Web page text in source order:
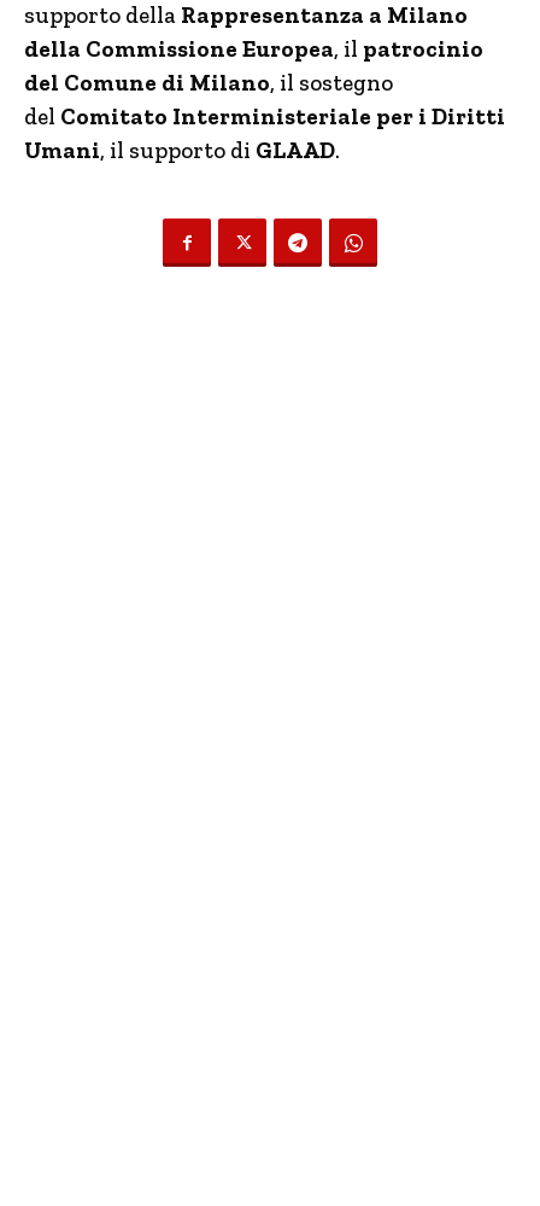
supporto della Rappresentanza a Milano
della Commissione Europea, il patrocinio
del Comune di Milano, il sostegno
del Comitato Interministeriale per i Diritti
Umani, il supporto di GLAAD.